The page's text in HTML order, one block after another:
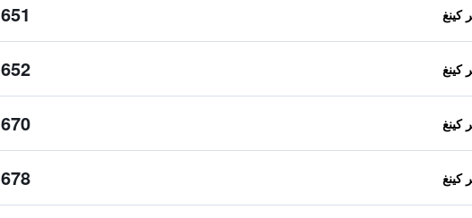
651 ﷼
652 ﷼
670 ﷼
678 ﷼